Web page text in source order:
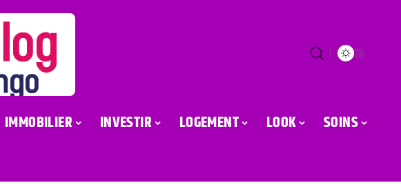
IMMOBILIER INVESTIR LOGEMENT LOOK SOINS